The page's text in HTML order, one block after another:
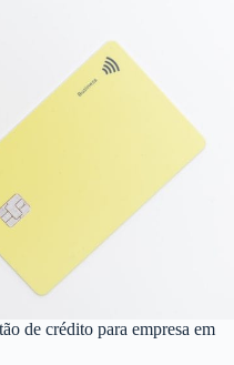
de crédito para empresa em